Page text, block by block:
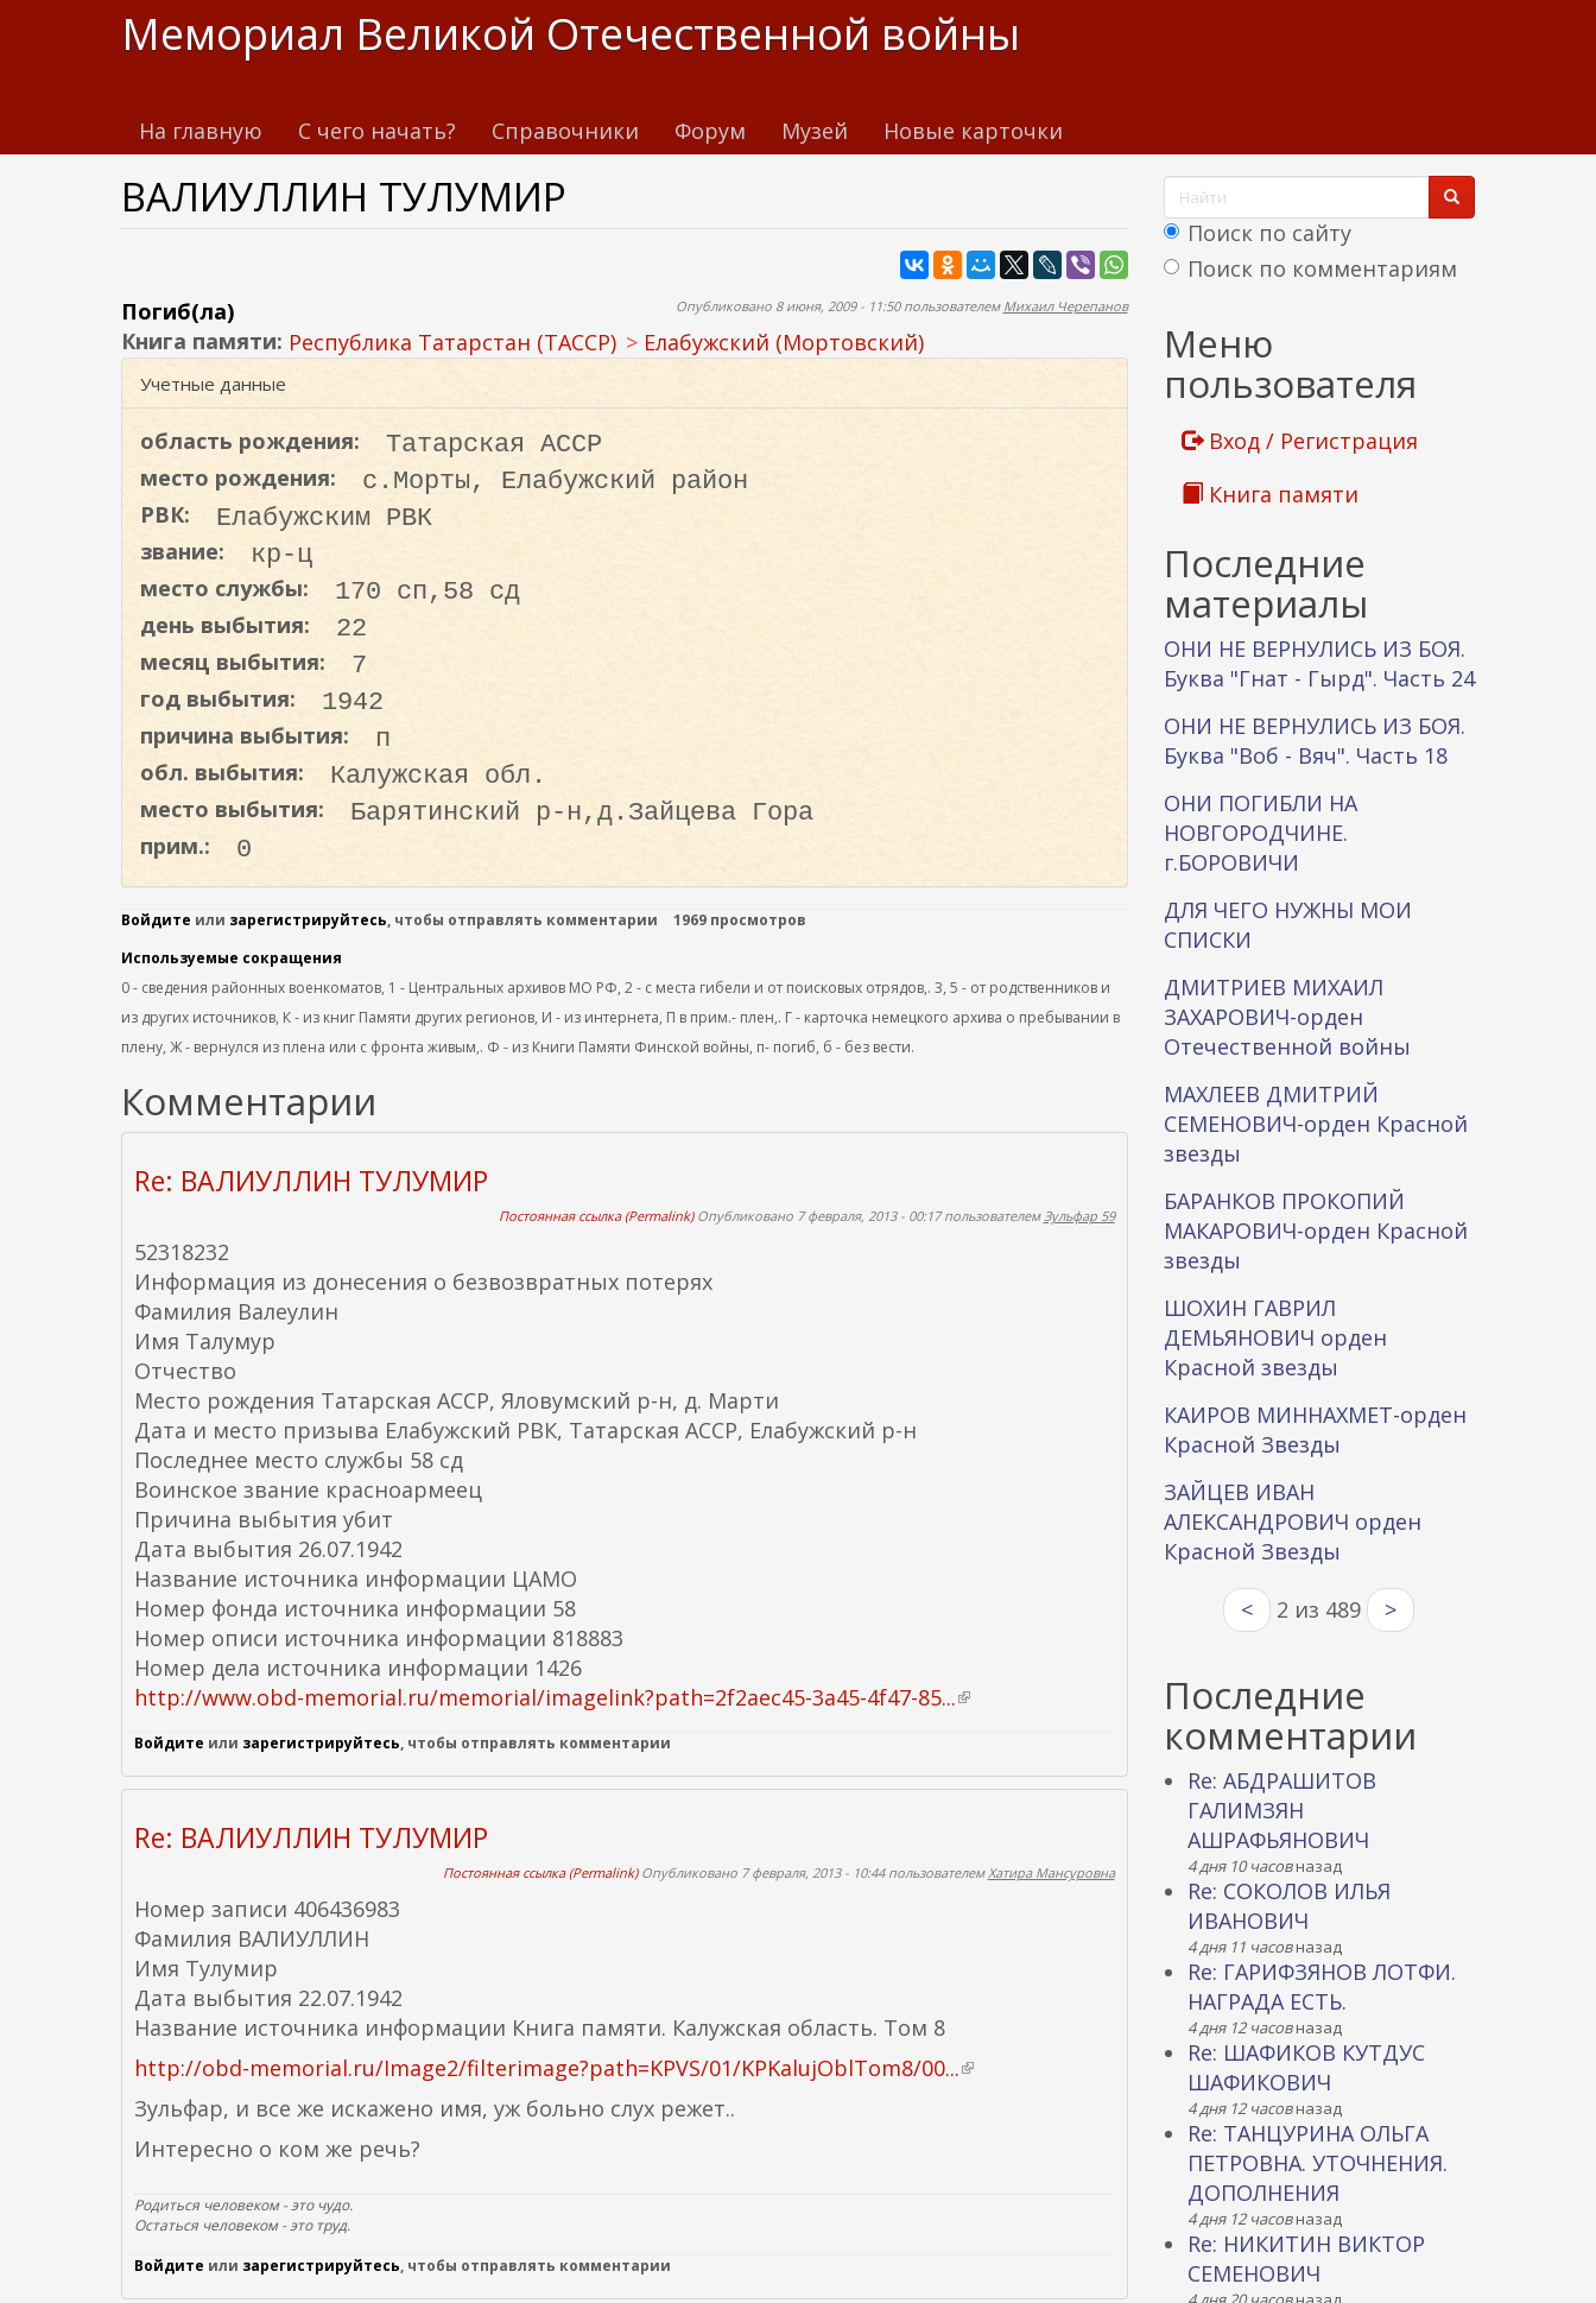
т
Мемориал Великой Отечественной войны
На главную С чего начать? Справочники Форум Музей Новые карточки
ВАЛИУЛЛИН ТУЛУМИР
Опубликовано 8 июня, 2009 - 11:50 пользователем Михаил Черепанов
Погиб(ла)
Книга памяти: Республика Татарстан (ТАССР) Елабужский (Мортовский)
Учетные данные
область рождения: Татарская АССР
место рождения: с.Морты, Елабужский район
РВК: Елабужским РВК
звание: кр-ц
место службы: 170 сп,58 сд
день выбытия: 22
месяц выбытия: 7
год выбытия: 1942
причина выбытия: п
обл. выбытия: Калужская обл.
место выбытия: Барятинский р-н,д.Зайцева Гора
прим.: 0
Войдите или зарегистрируйтесь, чтобы отправлять комментарии
1969 просмотров
Используемые сокращения
0 - сведения районных военкоматов, 1 - Центральных архивов МО РФ, 2 - с места гибели и от поисковых отрядов,. 3, 5 - от родственников и
из других источников, К - из книг Памяти других регионов, И - из интернета, П в прим.- плен,. Г - карточка немецкого архива о пребывании в
плену, Ж - вернулся из плена или с фронта живым,. Ф - из Книги Памяти Финской войны, п- погиб, б - без вести.
Комментарии
Re: ВАЛИУЛЛИН ТУЛУМИР
Постоянная ссылка (Permalink)Опубликовано 7 февраля, 2013 - 00:17 пользователемЗульфар 59
52318232
Информация из донесения о безвозвратных потерях
Фамилия Валеулин
Имя Талумур
Отчество
Место рождения Татарская АССР, Яловумский р-н, д. Марти
Дата и место призыва Елабужский РВК, Татарская АССР, Елабужский р-н
Последнее место службы 58 сд
Воинское звание красноармеец
Причина выбытия убит
Дата выбытия 26.07.1942
Название источника информации ЦАМО
Номер фонда источника информации 58
Номер описи источника информации 818883
Номер дела источника информации 1426
http://www.obd-memorial.ru/memorial/imagelink?path=2f2aec45-3a45-4f47-85...(
е
я
а
Войдите или зарегистрируйтесь, чтобы отправлять комментарии
Re: ВАЛИУЛЛИН ТУЛУМИР
Постоянная ссылка (Permalink)Опубликовано 7 февраля, 2013 - 10:44 пользователемХатира Мансуровна
Номер записи 406436983
Фамилия ВАЛИУЛЛИН
Имя Тулумир
Дата выбытия 22.07.1942
Название источника информации Книга памяти. Калужская область. Том 8
http://obd-memorial.ru/Image2/filterimage?path=KPVS/01/KPKalujOblTom8/00...(
ш
Зульфар, и все же искажено имя, уж больно слух режет..
Интересно о ком же речь?
Родиться человеком - это чудо.
Остаться человеком - это труд.
Войдите или зарегистрируйтесь, чтобы отправлять комментарии
Ф
о
р
а
п
о
и
к
а
Поиск по сайту
Поиск по комментариям
Меню
пользователя
Вход / Регистрация
Книга памяти
Последние
материалы
ОНИ НЕ ВЕРНУЛИСЬ ИЗ БОЯ.
Буква "Гнат - Гырд". Часть 24
ОНИ НЕ ВЕРНУЛИСЬ ИЗ БОЯ.
Буква "Воб - Вяч". Часть 18
ОНИ ПОГИБЛИ НА
НОВГОРОДЧИНЕ.
г.БОРОВИЧИ
ДЛЯ ЧЕГО НУЖНЫ МОИ
СПИСКИ
ДМИТРИЕВ МИХАИЛ
ЗАХАРОВИЧ-орден
Отечественной войны
МАХЛЕЕВ ДМИТРИЙ
СЕМЕНОВИЧ-орден Красной
звезды
БАРАНКОВ ПРОКОПИЙ
МАКАРОВИЧ-орден Красной
звезды
ШОХИН ГАВРИЛ
ДЕМЬЯНОВИЧ орден
Красной звезды
КАИРОВ МИННАХМЕТ-орден
Красной Звезды
ЗАЙЦЕВ ИВАН
АЛЕКСАНДРОВИЧ орден
Красной Звезды
< 2 из 489 >
Последние
комментарии
Re: АБДРАШИТОВ
ГАЛИМЗЯН
АШРАФЬЯНОВИЧ
4 дня 10 часовназад
Re: СОКОЛОВ ИЛЬЯ
ИВАНОВИЧ
4 дня 11 часовназад
Re: ГАРИФЗЯНОВ ЛОТФИ.
НАГРАДА ЕСТЬ.
4 дня 12 часовназад
Re: ШАФИКОВ КУТДУС
ШАФИКОВИЧ
4 дня 12 часовназад
Re: ТАНЦУРИНА ОЛЬГА
ПЕТРОВНА. УТОЧНЕНИЯ.
ДОПОЛНЕНИЯ
4 дня 12 часовназад
Re: НИКИТИН ВИКТОР
СЕМЕНОВИЧ